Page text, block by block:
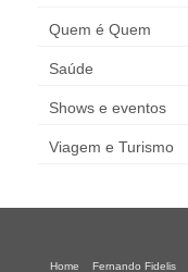
Quem é Quem
Saúde
Shows e eventos
Viagem e Turismo
Home Fernando Fidelis